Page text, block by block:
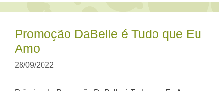
Promoção DaBelle é Tudo que Eu
Amo
28/09/2022